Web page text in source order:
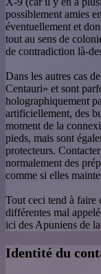
possiblement amies
éventuellement et
tout au sens de
de contradiction là-
Dans les autres cas
Centauri» et sont
holographiquement
artificiellement, des
moment de la
pieds, mais sont
protecteurs.
normalement des
comme si elles
Tout ceci tend à faire
différentes mal
ici des Apuniens de
Identité du